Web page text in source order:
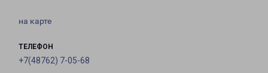
на карте
ТЕЛЕФОН
+7(48762) 7-05-68